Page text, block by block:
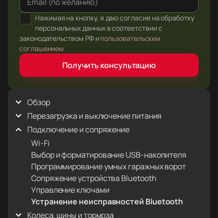
Обзор
Межсервисные интервалы автомобиля
Нормальные рабочие звуки
Перезагрузка и выключение питания
Перезагрузка автомобиля
Перезагрузка сенсорного экрана
Подключение и сопряжение
Wi-Fi
Выбор и форматирование USB-накопителя
Программирование умных гаражных ворот
Сопряжение устройства Bluetooth
Управление ключами
Устранение неисправностей Bluetooth
Колеса, шины и тормоза
Нажимая на кнопку, я даю согласие на обработку
персональных данных в соответствии с
законодательством РФ и пользовательским
соглашением
Получить консультацию